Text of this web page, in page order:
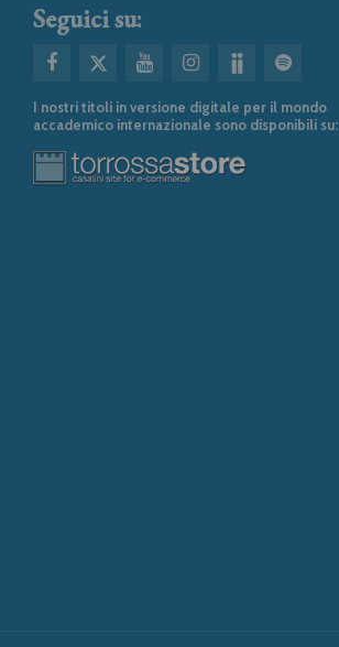
Seguici su:
I nostri titoli in versione digitale per il mondo
accademico internazionale sono disponibili su: